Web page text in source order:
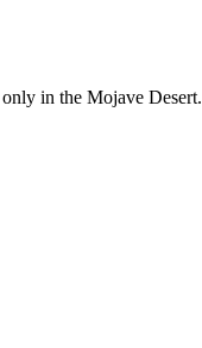
in the Mojave Desert.